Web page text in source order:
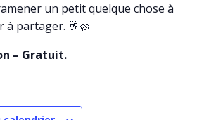
un petit quelque chose à
partager. 🥂🥨
– Gratuit.